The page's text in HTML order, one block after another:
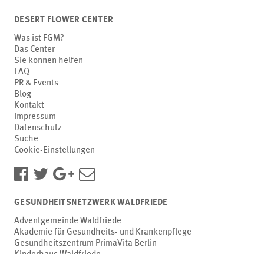
DESERT FLOWER CENTER
Was ist FGM?
Das Center
Sie können helfen
FAQ
PR & Events
Blog
Kontakt
Impressum
Datenschutz
Suche
Cookie-Einstellungen
GESUNDHEITSNETZWERK WALDFRIEDE
Adventgemeinde Waldfriede
Akademie für Gesundheits- und Krankenpflege
Gesundheitszentrum PrimaVita Berlin